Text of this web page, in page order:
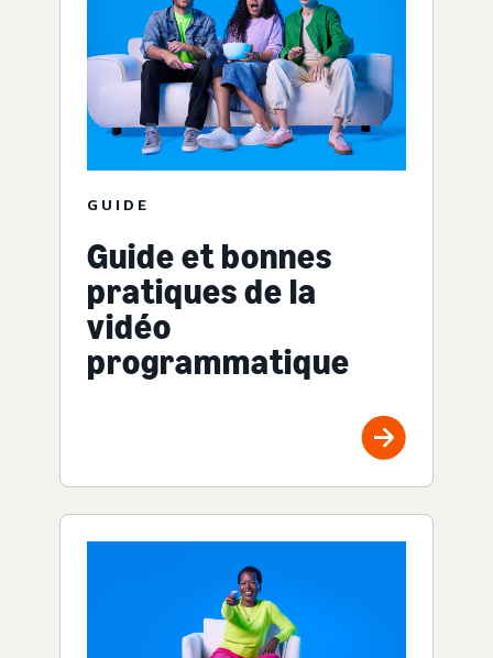
GUIDE
Guide et bonnes
pratiques de la
vidéo
programmatique